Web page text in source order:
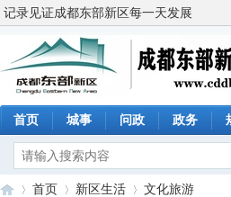
记录见证成都东部新区每一天发展
首页 城事 问政 政务
首页 新区生活 文化旅游